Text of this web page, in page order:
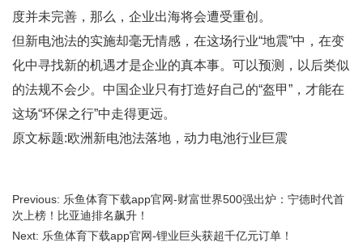
度并未完善，那么，企业出海将会遭受重创。
但新电池法的实施却毫无情感，在这场行业“地震”中，在变
化中寻找新的机遇才是企业的真本事。可以预测，以后类似
的法规不会少。中国企业只有打造好自己的“盔甲”，才能在
这场“环保之行”中走得更远。
原文标题:欧洲新电池法落地，动力电池行业巨震
Previous: 乐鱼体育下载app官网-财富世界500强出炉：宁德时代首
次上榜！比亚迪排名飙升！
Next: 乐鱼体育下载app官网-锂业巨头获超千亿元订单！